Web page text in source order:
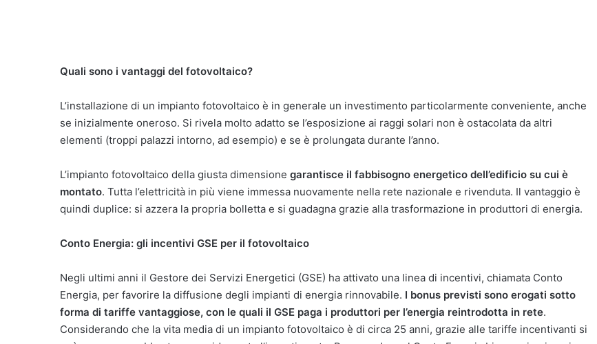
Quali sono i vantaggi del fotovoltaico?
L’installazione di un impianto fotovoltaico è in generale un investimento particolarmente conveniente, anche
se inizialmente oneroso. Si rivela molto adatto se l’esposizione ai raggi solari non è ostacolata da altri
elementi (troppi palazzi intorno, ad esempio) e se è prolungata durante l’anno.
L’impianto fotovoltaico della giusta dimensione garantisce il fabbisogno energetico dell’edificio su cui è
montato. Tutta l’elettricità in più viene immessa nuovamente nella rete nazionale e rivenduta. Il vantaggio è
quindi duplice: si azzera la propria bolletta e si guadagna grazie alla trasformazione in produttori di energia.
Conto Energia: gli incentivi GSE per il fotovoltaico
Negli ultimi anni il Gestore dei Servizi Energetici (GSE) ha attivato una linea di incentivi, chiamata Conto
Energia, per favorire la diffusione degli impianti di energia rinnovabile. I bonus previsti sono erogati sotto
forma di tariffe vantaggiose, con le quali il GSE paga i produttori per l’energia reintrodotta in rete.
Considerando che la vita media di un impianto fotovoltaico è di circa 25 anni, grazie alle tariffe incentivanti si